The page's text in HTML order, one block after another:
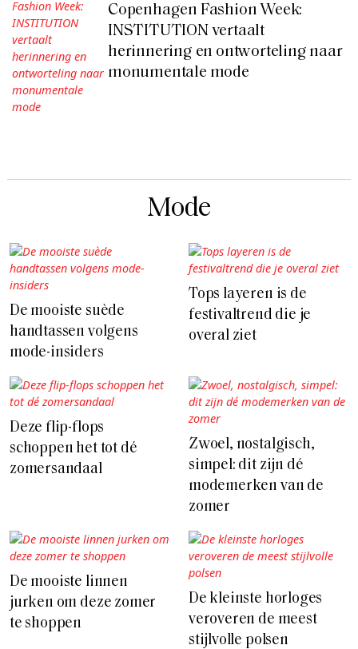
Copenhagen Fashion Week:
INSTITUTION vertaalt
herinnering en ontworteling naar
monumentale mode
Mode
De mooiste suède
handtassen volgens
mode-insiders
Tops layeren is de
festivaltrend die je
overal ziet
Deze flip-flops
schoppen het tot dé
zomersandaal
Zwoel, nostalgisch,
simpel: dit zijn dé
modemerken van de
zomer
De mooiste linnen
jurken om deze zomer
te shoppen
De kleinste horloges
veroveren de meest
stijlvolle polsen